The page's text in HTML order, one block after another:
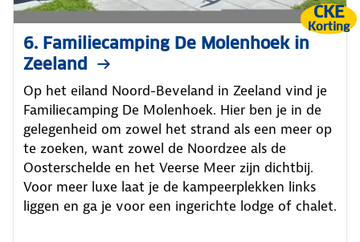
CKE
Korting
6. Familiecamping De Molenhoek in
Zeeland
Op het eiland Noord-Beveland in Zeeland vind je
Familiecamping De Molenhoek. Hier ben je in de
gelegenheid om zowel het strand als een meer op
te zoeken, want zowel de Noordzee als de
Oosterschelde en het Veerse Meer zijn dichtbij.
Voor meer luxe laat je de kampeerplekken links
liggen en ga je voor een ingerichte lodge of chalet.